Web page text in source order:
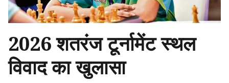
2026 शतरंज टूर्नामेंट स्थल
विवाद का खुलासा